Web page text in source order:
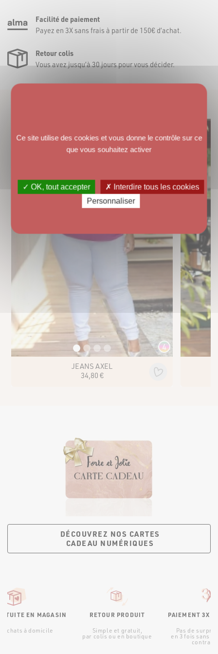
Facilité de paiement
Payez en 3X sans frais à partir de 150€ d’achat.
Retour colis
Vous avez jusqu’à 30 jours pour vous décider.
JEANS AXEL
34,80 €
4
DÉCOUVREZ NOS CARTES
CADEAU NUMÉRIQUES
EN MAGASIN
à domicile
RETOUR PRODUIT
Simple et gratuit,
par colis ou en boutique
PAIEMENT 3X
Pas de
en 3 fois sans
Ce site utilise des cookies et vous donne le contrôle sur ce
que vous souhaitez activer
✓ OK, tout accepter
✗ Interdire tous les cookies
Personnaliser